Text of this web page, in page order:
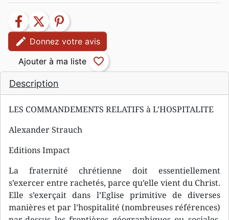
Description
LES COMMANDEMENTS RELATIFS à L’HOSPITALITE
Alexander Strauch
Editions Impact
La fraternité chrétienne doit essentiellement
s’exercer entre rachetés, parce qu’elle vient du Christ.
Elle s’exerçait dans l’Eglise primitive de diverses
manières et par l’hospitalité (nombreuses références)
facebook twitter
pinterest
edit Donnez votre avis
favorite_border